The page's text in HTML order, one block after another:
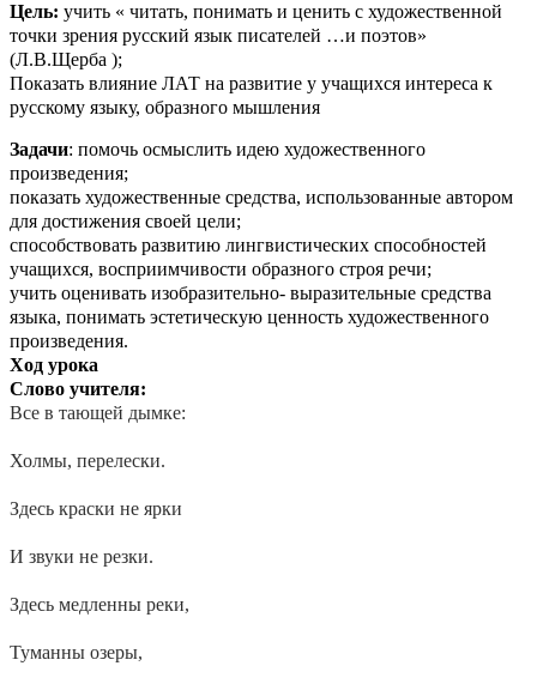
Цель: учить « читать, понимать и ценить с художественной
точки зрения русский язык писателей …и поэтов»
(Л.В.Щерба );
Показать влияние ЛАТ на развитие у учащихся интереса к
русскому языку, образного мышления
Задачи: помочь осмыслить идею художественного
произведения;
показать художественные средства, использованные автором
для достижения своей цели;
способствовать развитию лингвистических способностей
учащихся, восприимчивости образного строя речи;
учить оценивать изобразительно- выразительные средства
языка, понимать эстетическую ценность художественного
произведения.
Ход урока
Слово учителя:
Все в тающей дымке:
Холмы, перелески.
Здесь краски не ярки
И звуки не резки.
Здесь медленны реки,
Туманны озеры,